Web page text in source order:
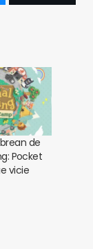
de
Pocket
vicie